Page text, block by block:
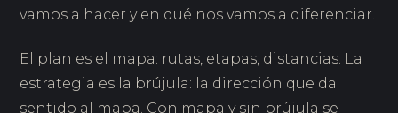
vamos a hacer y en qué nos vamos a diferenciar.
El plan es el mapa: rutas, etapas, distancias. La
estrategia es la brújula: la dirección que da
sentido al mapa. Con mapa y sin brújula se